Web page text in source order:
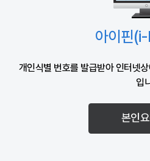
아이핀
개인식별 번호를 발급받아 인터넷
입
본인